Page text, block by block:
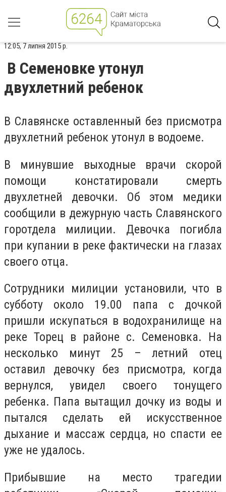
12:05, 7 липня 2015 р.
В Семеновке утонул
двухлетний ребенок
В Славянске оставленный без присмотра
двухлетний ребенок утонул в водоеме.
В минувшие выходные врачи скорой
помощи констатировали смерть
двухлетней девочки. Об этом медики
сообщили в дежурную часть Славянского
горотдела милиции. Девочка погибла
при купании в реке фактически на глазах
своего отца.
Сотрудники милиции установили, что в
субботу около 19.00 папа с дочкой
пришли искупаться в водохранилище на
реке Торец в районе с. Семеновка. На
несколько минут 25 – летний отец
оставил девочку без присмотра, когда
вернулся, увидел своего тонущего
ребенка. Папа вытащил дочку из воды и
пытался сделать ей искусственное
дыхание и массаж сердца, но спасти ее
уже не удалось.
Прибывшие на место трагедии